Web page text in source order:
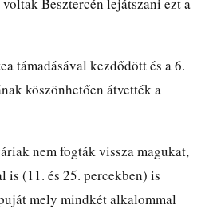
támadásával kezdődött és a 6.
köszönhetően átvették a
nem fogták vissza magukat,
is (11. és 25. percekben) is
mely mindkét alkalommal